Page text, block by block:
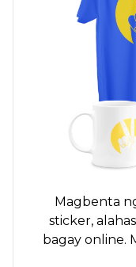
Magbenta
sticker,
bagay online.